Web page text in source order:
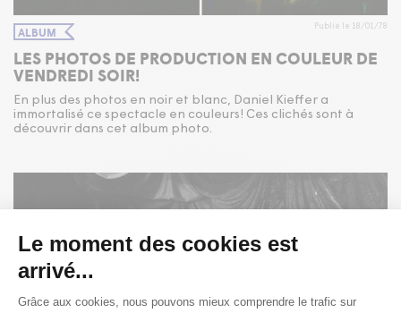
ALBUM Publié le 18/01/78
LES PHOTOS DE PRODUCTION EN COULEUR DE
VENDREDI SOIR!
En plus des photos en noir et blanc, Daniel Kieffer a
immortalisé ce spectacle en couleurs! Ces clichés sont à
découvrir dans cet album photo.